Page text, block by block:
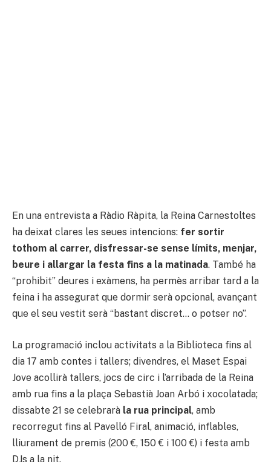
En una entrevista a Ràdio Ràpita, la Reina Carnestoltes
ha deixat clares les seues intencions: fer sortir
tothom al carrer, disfressar-se sense límits, menjar,
beure i allargar la festa fins a la matinada. També ha
“prohibit” deures i exàmens, ha permès arribar tard a la
feina i ha assegurat que dormir serà opcional, avançant
que el seu vestit serà “bastant discret… o potser no”.
La programació inclou activitats a la Biblioteca fins al
dia 17 amb contes i tallers; divendres, el Maset Espai
Jove acollirà tallers, jocs de circ i l’arribada de la Reina
amb rua fins a la plaça Sebastià Joan Arbó i xocolatada;
dissabte 21 se celebrarà la rua principal, amb
recorregut fins al Pavelló Firal, animació, inflables,
lliurament de premis (200 €, 150 € i 100 €) i festa amb
DJs a la nit.